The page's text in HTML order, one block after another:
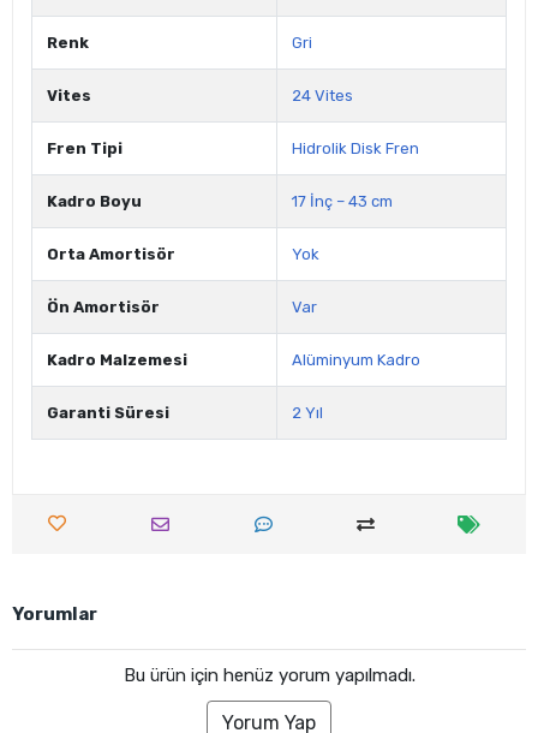
Renk Gri
Vites 24 Vites
Fren Tipi Hidrolik Disk Fren
Kadro Boyu 17 İnç – 43 cm
Orta Amortisör Yok
Ön Amortisör Var
Kadro Malzemesi Alüminyum Kadro
Garanti Süresi 2 Yıl
Yorumlar
Bu ürün için henüz yorum yapılmadı.
Yorum Yap